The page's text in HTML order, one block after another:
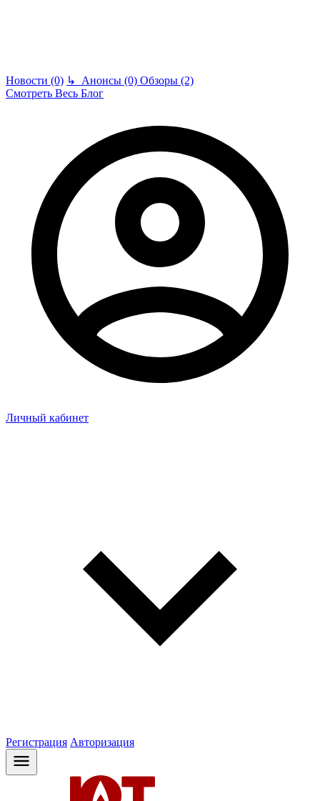
Новости (0) ↳ Анонсы (0) Обзоры (2)
Смотреть Весь Блог
Личный кабинет
Регистрация Авторизация